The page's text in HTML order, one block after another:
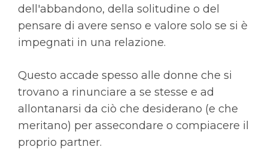
dell'abbandono, della solitudine o del
pensare di avere senso e valore solo se si è
impegnati in una relazione.
Questo accade spesso alle donne che si
trovano a rinunciare a se stesse e ad
allontanarsi da ciò che desiderano (e che
meritano) per assecondare o compiacere il
proprio partner.